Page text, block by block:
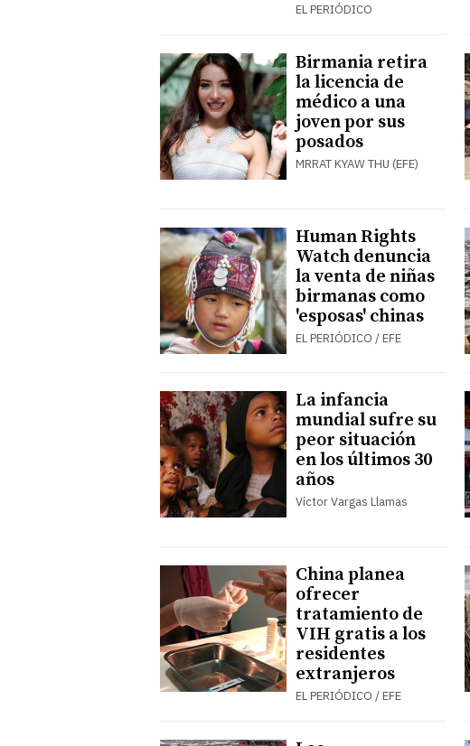
EL PERIÓDICO
Birmania retira
la licencia de
médico a una
joven por sus
posados
MRRAT KYAW THU (EFE)
Human Rights
Watch denuncia
la venta de niñas
birmanas como
'esposas' chinas
EL PERIÓDICO / EFE
La infancia
mundial sufre su
peor situación
en los últimos 30
años
Víctor Vargas Llamas
China planea
ofrecer
tratamiento de
VIH gratis a los
residentes
extranjeros
EL PERIÓDICO / EFE